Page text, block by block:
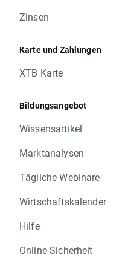
Zinsen
Karte und Zahlungen
XTB Karte
Bildungsangebot
Wissensartikel
Marktanalysen
Tägliche Webinare
Wirtschaftskalender
Hilfe
Online-Sicherheit